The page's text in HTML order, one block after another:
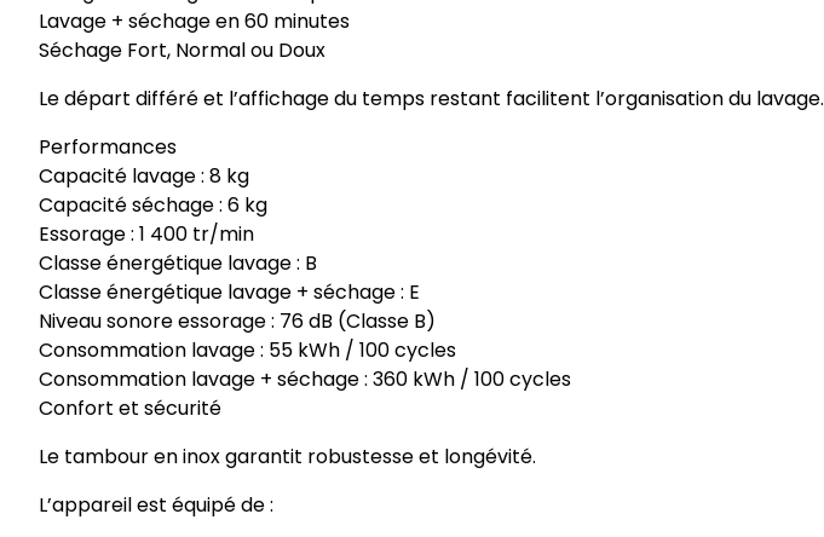
Lavage + séchage en 60 minutes
Séchage Fort, Normal ou Doux
Le départ différé et l’affichage du temps restant facilitent l’organisation du lavage.
Performances
Capacité lavage : 8 kg
Capacité séchage : 6 kg
Essorage : 1 400 tr/min
Classe énergétique lavage : B
Classe énergétique lavage + séchage : E
Niveau sonore essorage : 76 dB (Classe B)
Consommation lavage : 55 kWh / 100 cycles
Consommation lavage + séchage : 360 kWh / 100 cycles
Confort et sécurité
Le tambour en inox garantit robustesse et longévité.
L’appareil est équipé de :